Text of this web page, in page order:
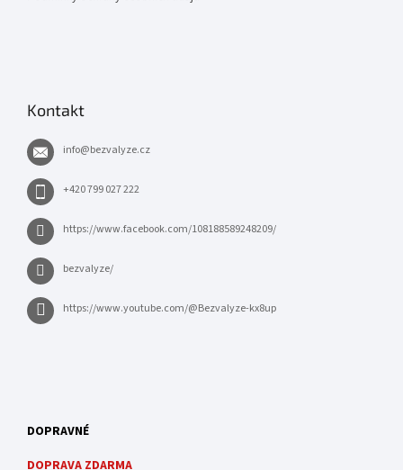
Kontakt
info@bezvalyze.cz
+420 799 027 222
https://www.facebook.com/108188589248209/
bezvalyze/
https://www.youtube.com/@Bezvalyze-kx8up
DOPRAVNÉ
DOPRAVA ZDARMA